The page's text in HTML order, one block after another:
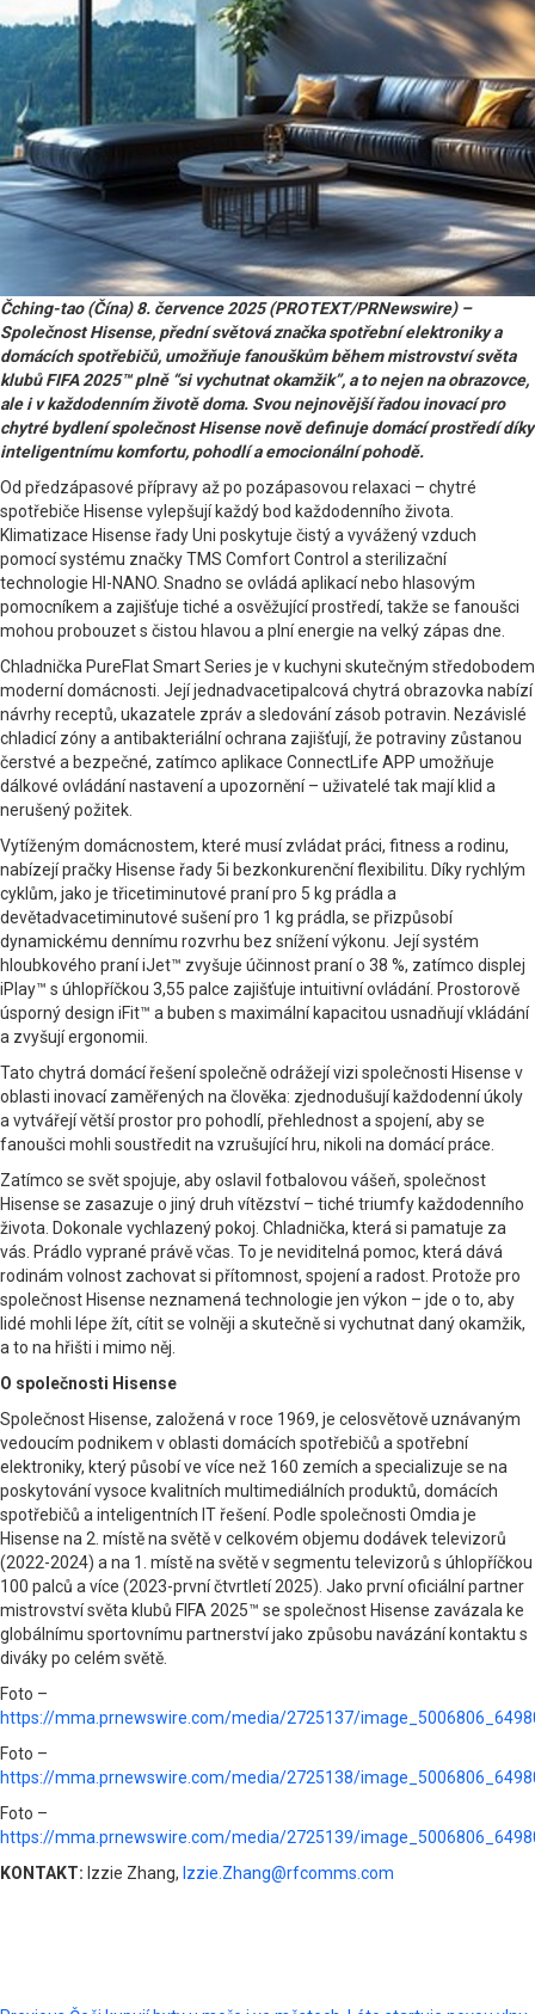
Čching-tao (Čína) 8. července 2025 (PROTEXT/PRNewswire) –
Společnost Hisense, přední světová značka spotřební elektroniky a
domácích spotřebičů, umožňuje fanouškům během mistrovství světa
klubů FIFA 2025™ plně “si vychutnat okamžik”, a to nejen na obrazovce,
ale i v každodenním životě doma. Svou nejnovější řadou inovací pro
chytré bydlení společnost Hisense nově definuje domácí prostředí díky
inteligentnímu komfortu, pohodlí a emocionální pohodě.
Od předzápasové přípravy až po pozápasovou relaxaci – chytré
spotřebiče Hisense vylepšují každý bod každodenního života.
Klimatizace Hisense řady Uni poskytuje čistý a vyvážený vzduch
pomocí systému značky TMS Comfort Control a sterilizační
technologie HI-NANO. Snadno se ovládá aplikací nebo hlasovým
pomocníkem a zajišťuje tiché a osvěžující prostředí, takže se fanoušci
mohou probouzet s čistou hlavou a plní energie na velký zápas dne.
Chladnička PureFlat Smart Series je v kuchyni skutečným středobodem
moderní domácnosti. Její jednadvacetipalcová chytrá obrazovka nabízí
návrhy receptů, ukazatele zpráv a sledování zásob potravin. Nezávislé
chladicí zóny a antibakteriální ochrana zajišťují, že potraviny zůstanou
čerstvé a bezpečné, zatímco aplikace ConnectLife APP umožňuje
dálkové ovládání nastavení a upozornění – uživatelé tak mají klid a
nerušený požitek.
Vytíženým domácnostem, které musí zvládat práci, fitness a rodinu,
nabízejí pračky Hisense řady 5i bezkonkurenční flexibilitu. Díky rychlým
cyklům, jako je třicetiminutové praní pro 5 kg prádla a
devětadvacetiminutové sušení pro 1 kg prádla, se přizpůsobí
dynamickému dennímu rozvrhu bez snížení výkonu. Její systém
hloubkového praní iJet™ zvyšuje účinnost praní o 38 %, zatímco displej
iPlay™ s úhlopříčkou 3,55 palce zajišťuje intuitivní ovládání. Prostorově
úsporný design iFit™ a buben s maximální kapacitou usnadňují vkládání
a zvyšují ergonomii.
Tato chytrá domácí řešení společně odrážejí vizi společnosti Hisense v
oblasti inovací zaměřených na člověka: zjednodušují každodenní úkoly
a vytvářejí větší prostor pro pohodlí, přehlednost a spojení, aby se
fanoušci mohli soustředit na vzrušující hru, nikoli na domácí práce.
Zatímco se svět spojuje, aby oslavil fotbalovou vášeň, společnost
Hisense se zasazuje o jiný druh vítězství – tiché triumfy každodenního
života. Dokonale vychlazený pokoj. Chladnička, která si pamatuje za
vás. Prádlo vyprané právě včas. To je neviditelná pomoc, která dává
rodinám volnost zachovat si přítomnost, spojení a radost. Protože pro
společnost Hisense neznamená technologie jen výkon – jde o to, aby
lidé mohli lépe žít, cítit se volněji a skutečně si vychutnat daný okamžik,
a to na hřišti i mimo něj.
O společnosti Hisense
Společnost Hisense, založená v roce 1969, je celosvětově uznávaným
vedoucím podnikem v oblasti domácích spotřebičů a spotřební
elektroniky, který působí ve více než 160 zemích a specializuje se na
poskytování vysoce kvalitních multimediálních produktů, domácích
spotřebičů a inteligentních IT řešení. Podle společnosti Omdia je
Hisense na 2. místě na světě v celkovém objemu dodávek televizorů
(2022-2024) a na 1. místě na světě v segmentu televizorů s úhlopříčkou
100 palců a více (2023-první čtvrtletí 2025). Jako první oficiální partner
mistrovství světa klubů FIFA 2025™ se společnost Hisense zavázala ke
globálnímu sportovnímu partnerství jako způsobu navázání kontaktu s
diváky po celém světě.
Foto –
https://mma.prnewswire.com/media/2725137/
Foto –
https://mma.prnewswire.com/media/2725138/
Foto –
https://mma.prnewswire.com/media/2725139/
KONTAKT: Izzie Zhang, Izzie.Zhang@rfcomms.com